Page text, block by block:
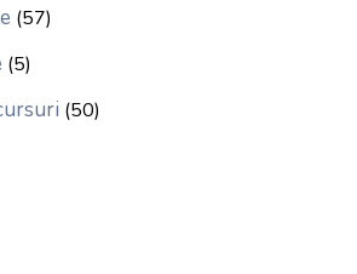
(57)
(5)
(50)